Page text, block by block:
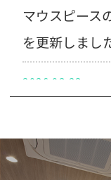
マウスピース
を更新しまし
2026.03.23
子どもがよく
2026.03.10